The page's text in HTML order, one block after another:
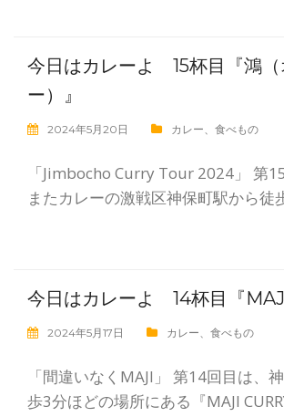
今日はカレーよ 15杯目『鴻（
ー）』
2024年5月20日 カレー、 食べもの
「Jimbocho Curry Tour 2024」 第
またカレーの激戦区神保町駅から徒
今日はカレーよ 14杯目『
2024年5月17日 カレー、 食べもの
「間違いなくMAJI」 第14回目は、
歩3分ほどの場所にある『MAJI